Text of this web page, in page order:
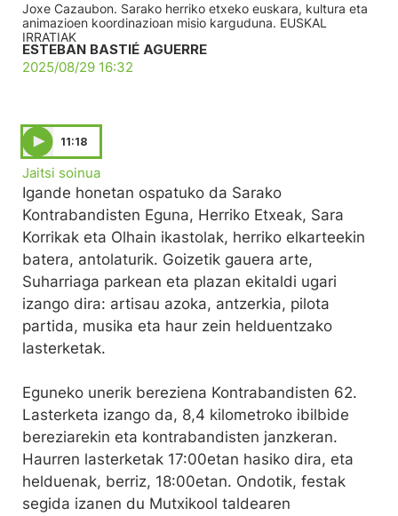
Joxe Cazaubon. Sarako herriko etxeko euskara, kultura eta
animazioen koordinazioan misio karguduna. EUSKAL
IRRATIAK
ESTEBAN BASTIÉ AGUERRE
2025/08/29 16:32
11:18
Jaitsi soinua
Igande honetan ospatuko da Sarako
Kontrabandisten Eguna, Herriko Etxeak, Sara
Korrikak eta Olhain ikastolak, herriko elkarteekin
batera, antolaturik. Goizetik gauera arte,
Suharriaga parkean eta plazan ekitaldi ugari
izango dira: artisau azoka, antzerkia, pilota
partida, musika eta haur zein helduentzako
lasterketak.
Eguneko unerik bereziena Kontrabandisten 62.
Lasterketa izango da, 8,4 kilometroko ibilbide
bereziarekin eta kontrabandisten janzkeran.
Haurren lasterketak 17:00etan hasiko dira, eta
helduenak, berriz, 18:00etan. Ondotik, festak
segida izanen du Mutxikool taldearen